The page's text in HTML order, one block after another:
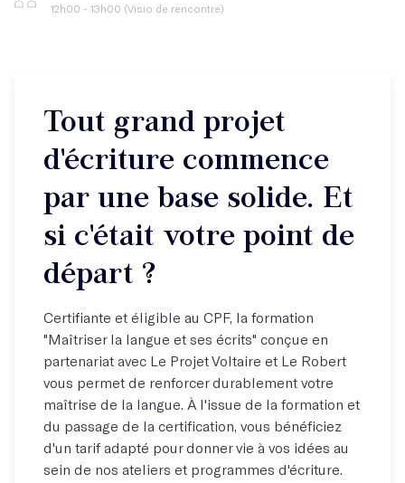
12h00 - 13h00 (Visio de rencontre)
Tout grand projet
d'écriture commence
par une base solide. Et
si c'était votre point de
départ ?
Certifiante et éligible au CPF, la formation
"Maîtriser la langue et ses écrits" conçue en
partenariat avec Le Projet Voltaire et Le Robert
vous permet de renforcer durablement votre
maîtrise de la langue. À l'issue de la formation et
du passage de la certification, vous bénéficiez
d'un tarif adapté pour donner vie à vos idées au
sein de nos ateliers et programmes d'écriture.